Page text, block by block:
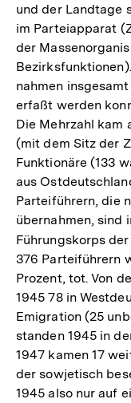
und der Landtage
im Parteiapparat
der
nahmen
erfaßt werden
Die Mehrzahl kam
(mit dem Sitz der
Funktionäre (133
aus
Parteiführern, die
übernahmen, sind
Führungskorps
376 Parteiführern
Prozent, tot. Von
1945 78 in
Emigration (25
standen 1945 in
1947 kamen 17
der sowjetisch
1945 also nur auf